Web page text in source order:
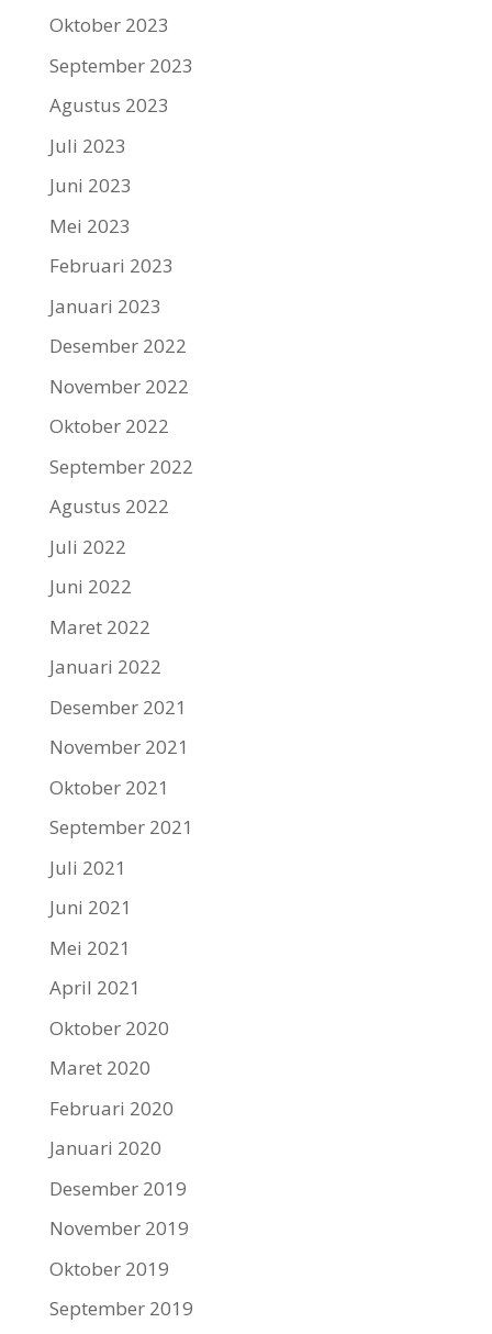
Oktober 2023
September 2023
Agustus 2023
Juli 2023
Juni 2023
Mei 2023
Februari 2023
Januari 2023
Desember 2022
November 2022
Oktober 2022
September 2022
Agustus 2022
Juli 2022
Juni 2022
Maret 2022
Januari 2022
Desember 2021
November 2021
Oktober 2021
September 2021
Juli 2021
Juni 2021
Mei 2021
April 2021
Oktober 2020
Maret 2020
Februari 2020
Januari 2020
Desember 2019
November 2019
Oktober 2019
September 2019